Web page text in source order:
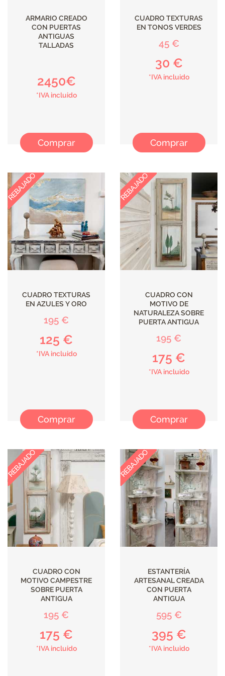
ARMARIO CREADO
CON PUERTAS
ANTIGUAS
TALLADAS
2450€
*IVA incluido
Comprar
CUADRO TEXTURAS
EN TONOS VERDES
45 €
30 €
*IVA incluido
Comprar
CUADRO TEXTURAS
EN AZULES Y ORO
195 €
125 €
*IVA incluido
Comprar
CUADRO CON
MOTIVO DE
NATURALEZA SOBRE
PUERTA ANTIGUA
195 €
175 €
*IVA incluido
Comprar
CUADRO CON
MOTIVO CAMPESTRE
SOBRE PUERTA
ANTIGUA
195 €
175 €
*IVA incluido
ESTANTERÍA
ARTESANAL CREADA
CON PUERTA
ANTIGUA
595 €
395 €
*IVA incluido